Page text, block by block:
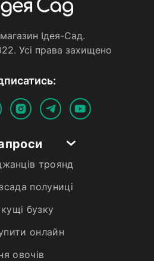
Iдея-Сад.
Усi права захищено
троянд
полуниці
бузку
онлайн
овочів